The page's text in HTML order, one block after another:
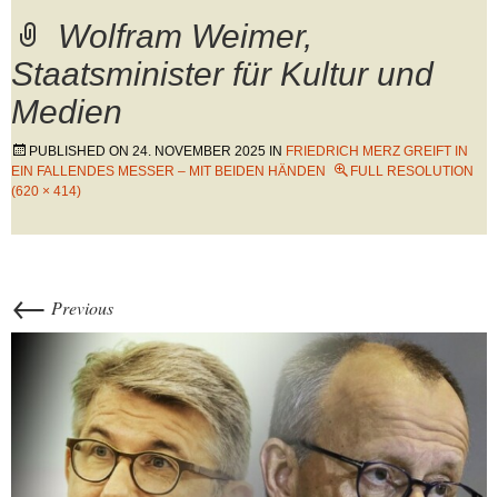
Wolfram Weimer,
Staatsminister für Kultur und
Medien
PUBLISHED ON 24. NOVEMBER 2025 IN FRIEDRICH MERZ GREIFT IN
EIN FALLENDES MESSER – MIT BEIDEN HÄNDEN
FULL RESOLUTION
(620 × 414)
← Previous